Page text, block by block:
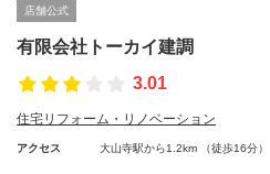
店舗公式
有限会社トーカイ建調
3.01
住宅リフォーム・リノベーション
アクセス 大山寺駅から1.2km （徒歩16分）